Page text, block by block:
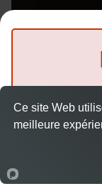
Menu V1 -
Accueil
Ce site Web
meilleure